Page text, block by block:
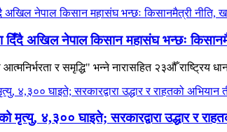
दिँदै अखिल नेपाल किसान महासंघ भन्छः
र समृद्धि" भन्ने नारासहित २३औँ राष्ट्रिय
४,३०० घाइते; सरकारद्वारा उद्धार र